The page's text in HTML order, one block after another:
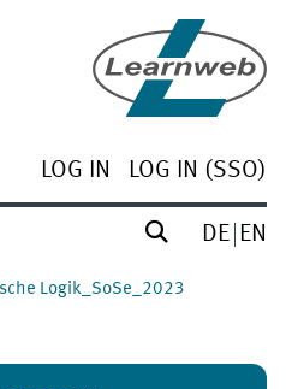
LOG IN LOG IN (SSO)
DE EN
Logik_SoSe_2023